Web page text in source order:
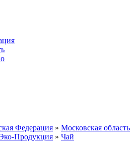
Федерация » Московская область
Продукция » Чай